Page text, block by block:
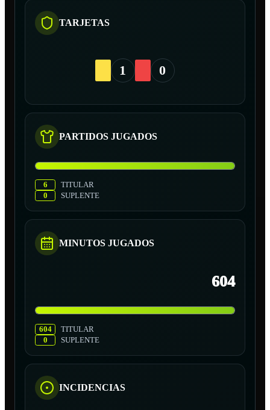
TARJETAS
1 0
PARTIDOS JUGADOS
6
TITULAR
0
SUPLENTE
MINUTOS JUGADOS
604
604
TITULAR
0
SUPLENTE
INCIDENCIAS